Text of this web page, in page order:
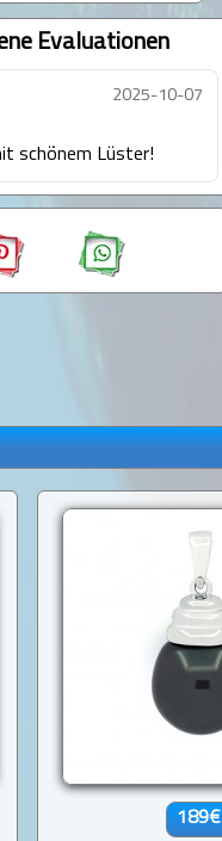
Evaluationen
2025-10-07
schönem Lüster!
189€